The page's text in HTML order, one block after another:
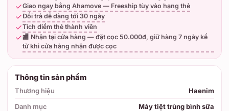
Giao ngay bằng Ahamove — Freeship tùy vào hạng thẻ
Đổi trả dễ dàng tới 30 ngày
Tích điểm thẻ thành viên
🏬 Nhận tại cửa hàng — đặt cọc 50.000đ, giữ hàng 7 ngày kể
từ khi cửa hàng nhận được cọc
Thông tin sản phẩm
Thương hiệu
Haenim
Danh mục
Máy tiệt trùng bình sữa